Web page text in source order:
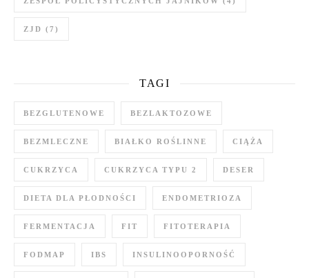
ZJD (7)
TAGI
BEZGLUTENOWE BEZLAKTOZOWE
BEZMLECZNE BIAŁKO ROŚLINNE CIĄŻA
CUKRZYCA CUKRZYCA TYPU 2 DESER
DIETA DLA PŁODNOŚCI ENDOMETRIOZA
FERMENTACJA FIT FITOTERAPIA
FODMAP IBS INSULINOOPORNOŚĆ